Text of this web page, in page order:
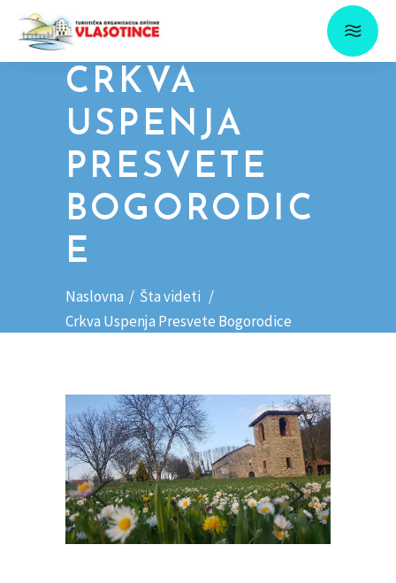
CRKVA
USPENJA
PRESVETE
BOGORODIC
E
Naslovna / Šta videti /
Crkva Uspenja Presvete Bogorodice